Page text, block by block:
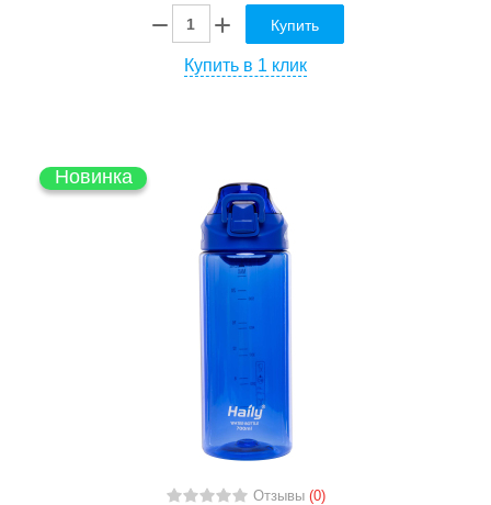
Купить
Купить в 1 клик
Новинка
Отзывы (0)